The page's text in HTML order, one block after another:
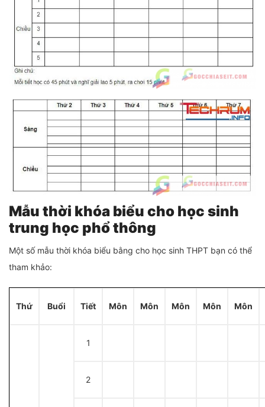
Mẫu thời khóa biểu cho học sinh
trung học phổ thông
Một số mẫu thời khóa biểu bằng cho học sinh THPT bạn có thể
tham khảo:
Thứ Buổi Tiết Môn Môn Môn Môn Môn
1
2